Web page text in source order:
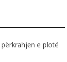
përkrahjen e plotë